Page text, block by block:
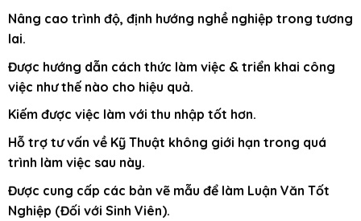
Nâng cao trình độ, định hướng nghề nghiệp trong tương
lai.
Được hướng dẫn cách thức làm việc & triển khai công
việc như thế nào cho hiệu quả.
Kiếm được việc làm với thu nhập tốt hơn.
Hỗ trợ tư vấn về Kỹ Thuật không giới hạn trong quá
trình làm việc sau này.
Được cung cấp các bản vẽ mẫu để làm Luận Văn Tốt
Nghiệp (Đối với Sinh Viên).